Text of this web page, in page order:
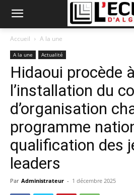
Accueil A la une
A la une Actualité
Hidaoui procède à
l’installation du
d’organisation
programme
qualification des
leaders
Par Administrateur - 1 décembre 2025